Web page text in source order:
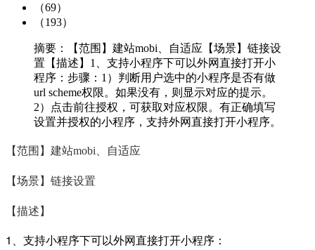
（69）
（193）
摘要：【范围】建站mobi、自适应【场景】链接设
置【描述】1、支持小程序下可以外网直接打开小
程序：步骤：1）判断用户选中的小程序是否有做
url scheme权限。如果没有，则显示对应的提示。
2）点击前往授权，可获取对应权限。有正确填写
设置并授权的小程序，支持外网直接打开小程序。
【范围】建站mobi、自适应
【场景】链接设置
【描述】
1、支持小程序下可以外网直接打开小程序：